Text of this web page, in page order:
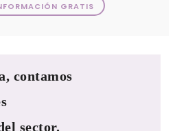
GRATIS
contamos
sector.